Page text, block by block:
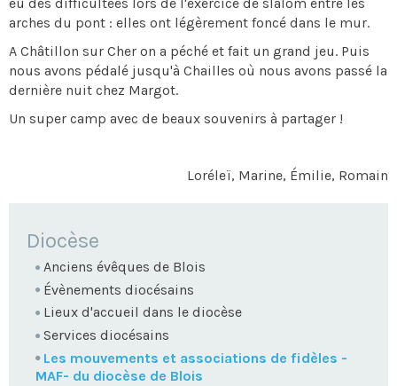
arches du pont : elles ont légèrement foncé dans le mur.
A Châtillon sur Cher on a péché et fait un grand jeu. Puis
nous avons pédalé jusqu'à Chailles où nous avons passé la
dernière nuit chez Margot.
Un super camp avec de beaux souvenirs à partager !
Loréleï, Marine, Émilie, Romain
NAVIGATION
Diocèse
Anciens évêques de Blois
Évènements diocésains
Lieux d'accueil dans le diocèse
Services diocésains
Les mouvements et associations de fidèles -
MAF- du diocèse de Blois